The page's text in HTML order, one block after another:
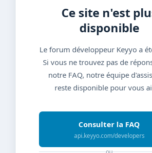
Ce site n'est
disponible
Le forum développeur Keyyo a
Si vous ne trouvez pas de
notre FAQ, notre équipe
reste disponible pour vous
Consulter la FAQ
api.keyyo.com/developers